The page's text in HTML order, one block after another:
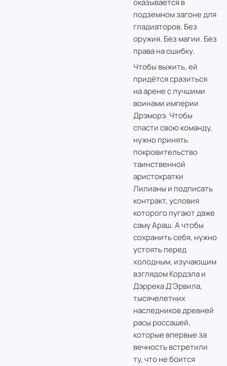
оказывается в
подземном загоне для
гладиаторов. Без
оружия. Без магии. Без
права на ошибку.
Чтобы выжить, ей
придётся сразиться
на арене с лучшими
воинами империи
Дрэморэ. Чтобы
спасти свою команду,
нужно принять
покровительство
таинственной
аристократки
Лилианы и подписать
контракт, условия
которого пугают даже
саму Араш. А чтобы
сохранить себя, нужно
устоять перед
холодным, изучающим
взглядом Кордэла и
Дэррека Д'Эрвила,
тысячелетних
наследников древней
расы россашей,
которые впервые за
вечность встретили
ту, что не боится